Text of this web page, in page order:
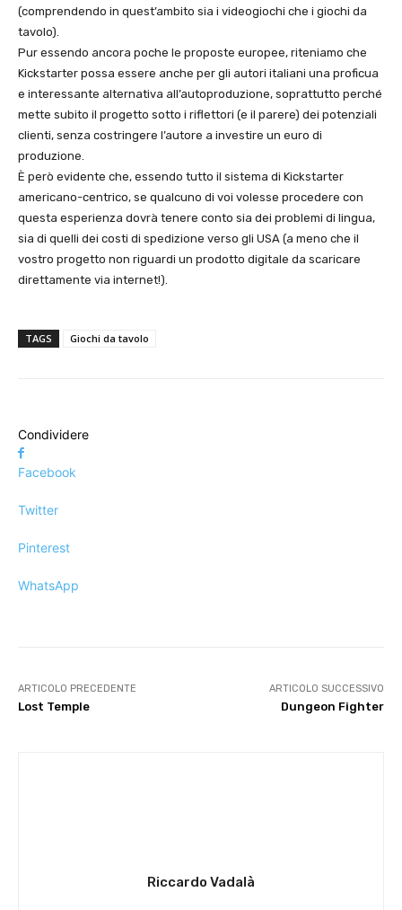
(comprendendo in quest’ambito sia i videogiochi che i giochi da
tavolo).
Pur essendo ancora poche le proposte europee, riteniamo che
Kickstarter possa essere anche per gli autori italiani una proficua
e interessante alternativa all’autoproduzione, soprattutto perché
mette subito il progetto sotto i riflettori (e il parere) dei potenziali
clienti, senza costringere l’autore a investire un euro di
produzione.
È però evidente che, essendo tutto il sistema di Kickstarter
americano-centrico, se qualcuno di voi volesse procedere con
questa esperienza dovrà tenere conto sia dei problemi di lingua,
sia di quelli dei costi di spedizione verso gli USA (a meno che il
vostro progetto non riguardi un prodotto digitale da scaricare
direttamente via internet!).
TAGS Giochi da tavolo
Condividere
Facebook
Twitter
Pinterest
WhatsApp
ARTICOLO PRECEDENTE
Lost Temple
ARTICOLO SUCCESSIVO
Dungeon Fighter
Riccardo Vadalà